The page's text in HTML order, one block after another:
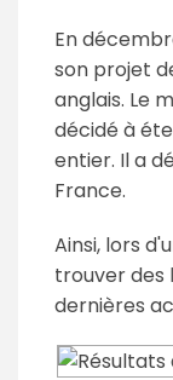
En
son projet
anglais. Le
décidé à
entier. Il a
France.
Ainsi, lors
trouver des
dernières